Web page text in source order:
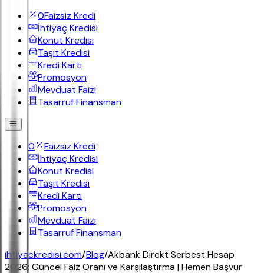
0Faizsiz Kredi
İhtiyaç Kredisi
Konut Kredisi
Taşıt Kredisi
Kredi Kartı
Promosyon
Mevduat Faizi
Tasarruf Finansman
0
Faizsiz Kredi
İhtiyaç Kredisi
Konut Kredisi
Taşıt Kredisi
Kredi Kartı
Promosyon
Mevduat Faizi
Tasarruf Finansman
ihtiyackredisi.com/Blog/Akbank Direkt Serbest Hesap
2026: Güncel Faiz Oranı ve Karşılaştırma | Hemen Başvur